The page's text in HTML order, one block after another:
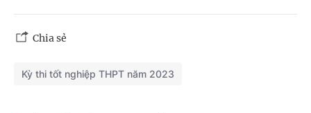
Chia sẻ
Kỳ thi tốt nghiệp THPT năm 2023